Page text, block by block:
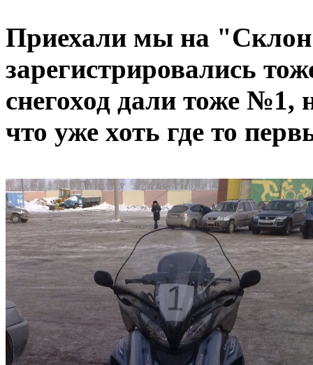
Приехали мы на
зарегистрировались
снегоход дали тоже №1,
что уже хоть где то